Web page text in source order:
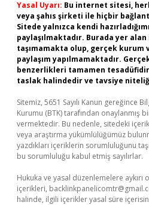
Yasal Uyarı: Bu internet sitesi,
veya şahıs şirketi ile hiçbir
Sitede yalnızca kendi
paylaşılmaktadır. Burada yer
taşımamakta olup, gerçek kurum
paylaşım yapılmamaktadır.
benzerlikleri tamamen
taslak halindedir ve tavsiye
Sitemiz, 5651 Sayılı Kanun gereğince
Kurumu (BTK) tarafından onaylanmış
vermektedir. Bu nedenle, sitedeki
veya araştırma yükümlülüğümüz
yazdıkları içeriklerin sorumluluğunu
bu sorumluluğu kabul etmiş sayılırlar.
Hukuka ve yasal düzenlemelere
içerikleri,
halinde, ilgili içerikler yasal süre